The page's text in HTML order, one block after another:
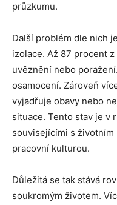
průzkumu.
Další problém dle nich
izolace. Až 87 procent
uvěznění nebo
osamocení. Zároveň
vyjadřuje obavy nebo
situace. Tento stav je v
souvisejícími s
pracovní kulturou.
Důležitá se tak stává
soukromým životem.